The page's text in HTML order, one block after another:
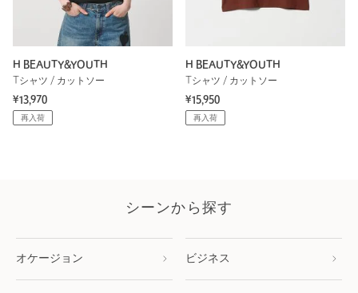
H BEAUTY&YOUTH
Tシャツ / カットソー
¥13,970
再入荷
H BEAUTY&YOUTH
Tシャツ / カットソー
¥15,950
再入荷
シーンから探す
オケージョン ビジネス